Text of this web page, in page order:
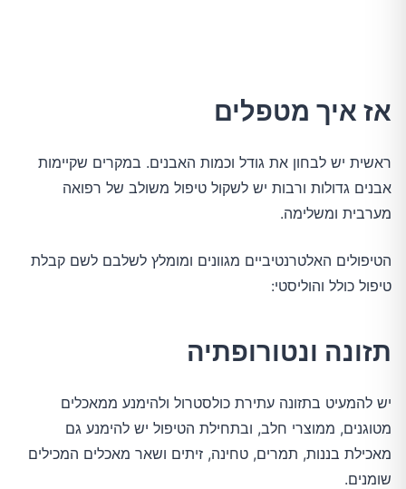
אז איך מטפלים
ראשית יש לבחון את גודל וכמות האבנים. במקרים שקיימות
אבנים גדולות ורבות יש לשקול טיפול משולב של רפואה
מערבית ומשלימה.
הטיפולים האלטרנטיביים מגוונים ומומלץ לשלבם לשם קבלת
טיפול כולל והוליסטי:
תזונה ונטורופתיה
יש להמעיט בתזונה עתירת כולסטרול ולהימנע ממאכלים
מטוגנים, ממוצרי חלב, ובתחילת הטיפול יש להימנע גם
מאכילת בננות, תמרים, טחינה, זיתים ושאר מאכלים המכילים
שומנים.